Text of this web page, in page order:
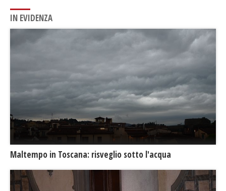
IN EVIDENZA
Maltempo in Toscana: risveglio sotto l'acqua